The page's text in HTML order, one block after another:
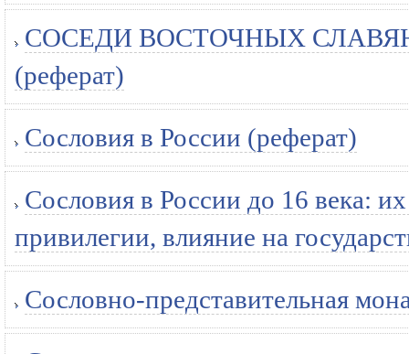
СОСЕДИ ВОСТОЧНЫХ
(реферат)
Сословия в России (реферат)
Сословия в России до 16 века:
привилегии, влияние на
Сословно-представительная